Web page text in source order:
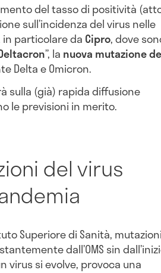
del tasso di positività
sull’incidenza del virus nelle
in particolare da Cipro, dove
”, la nuova mutazione
Delta e Omicron.
sulla (già) rapida diffusione
le previsioni in merito.
del virus
Superiore di Sanità,
dall’OMS sin
virus si evolve, provoca una